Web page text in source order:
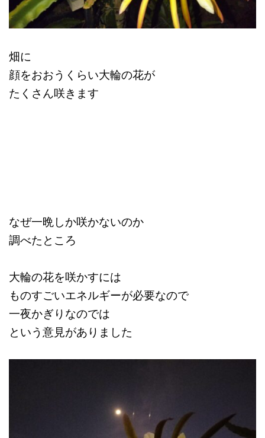
畑に
顔をおおうくらい大輪の花が
たくさん咲きます
なぜ一晩しか咲かないのか
調べたところ
大輪の花を咲かすには
ものすごいエネルギーが必要なので
一夜かぎりなのでは
という意見がありました